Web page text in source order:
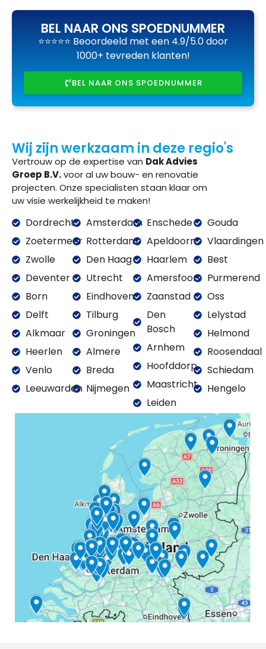
BEL NAAR ONS SPOEDNUMMER
⭐⭐⭐⭐⭐ Beoordeeld met een 4.9/5.0 door
1000+ tevreden klanten!
BEL NAAR ONS SPOEDNUMMER
Wij zijn werkzaam in deze regio's
Vertrouw op de expertise van Dak Advies
Groep B.V.voor al uw bouw- en renovatie
projecten. Onze specialisten staan klaar om
uw visie werkelijkheid te maken!
Dordrecht
Zoetermeer
Zwolle
Deventer
Born
Delft
Alkmaar
Heerlen
Venlo
Leeuwarden
Amsterdam
Rotterdam
Den Haag
Utrecht
Eindhoven
Tilburg
Groningen
Almere
Breda
Nijmegen
Enschede
Apeldoorn
Haarlem
Amersfoort
Zaanstad
Den
Bosch
Arnhem
Hoofddorp
Maastricht
Leiden
Gouda
Vlaardingen
Best
Purmerend
Oss
Lelystad
Helmond
Roosendaal
Schiedam
Hengelo